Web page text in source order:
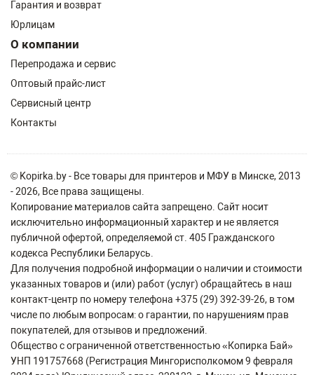
Гарантия и возврат
Юрлицам
О компании
Перепродажа и сервис
Оптовый прайс-лист
Сервисный центр
Контакты
© Kopirka.by - Все товары для принтеров и МФУ в Минске, 2013
- 2026, Все права защищены.
Копирование материалов сайта запрещено. Сайт носит
исключительно информационный характер и не является
публичной офертой, определяемой ст. 405 Гражданского
кодекса Республики Беларусь.
Для получения подробной информации о наличии и стоимости
указанных товаров и (или) работ (услуг) обращайтесь в наш
контакт-центр по номеру телефона +375 (29) 392-39-26, в том
числе по любым вопросам: о гарантии, по нарушениям прав
покупателей, для отзывов и предложений.
Общество с ограниченной ответственностью «Копирка Бай»
УНП 191757668 (Регистрация Мингорисполкомом 9 февраля